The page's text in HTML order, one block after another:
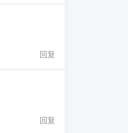
回复
回复